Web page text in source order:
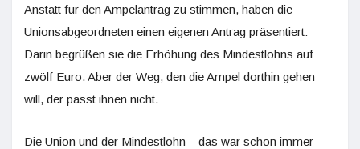
Anstatt für den Ampelantrag zu stimmen, haben die
Unionsabgeordneten einen eigenen Antrag präsentiert:
Darin begrüßen sie die Erhöhung des Mindestlohns auf
zwölf Euro. Aber der Weg, den die Ampel dorthin gehen
will, der passt ihnen nicht.
Die Union und der Mindestlohn – das war schon immer